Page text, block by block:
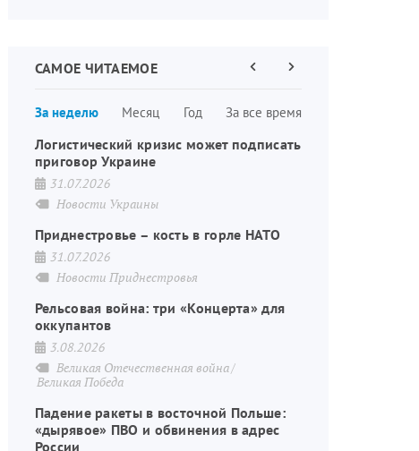
САМОЕ ЧИТАЕМОЕ
За неделю Месяц Год За все время
страниц
ПредыдущаяСледующая
Логистический кризис может подписать
приговор Украине
31.07.2026
Новости Украины
Приднестровье – кость в горле НАТО
31.07.2026
Новости Приднестровья
Рельсовая война: три «Концерта» для
оккупантов
3.08.2026
Великая Отечественная война
Великая Победа
Падение ракеты в восточной Польше:
«дырявое» ПВО и обвинения в адрес
России